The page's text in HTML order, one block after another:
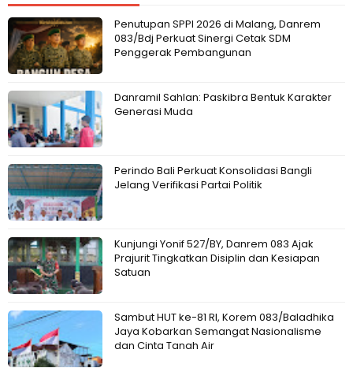
Penutupan SPPI 2026 di Malang, Danrem
083/Bdj Perkuat Sinergi Cetak SDM
Penggerak Pembangunan
Danramil Sahlan: Paskibra Bentuk Karakter
Generasi Muda
Perindo Bali Perkuat Konsolidasi Bangli
Jelang Verifikasi Partai Politik
Kunjungi Yonif 527/BY, Danrem 083 Ajak
Prajurit Tingkatkan Disiplin dan Kesiapan
Satuan
Sambut HUT ke-81 RI, Korem 083/Baladhika
Jaya Kobarkan Semangat Nasionalisme
dan Cinta Tanah Air